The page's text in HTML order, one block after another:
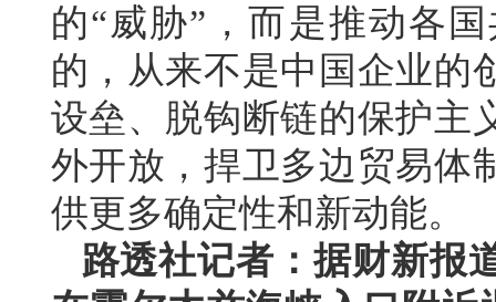
的“威胁”，而是推动各
的，从来不是中国企业的
设垒、脱钩断链的保护主
外开放，捍卫多边贸易体
供更多确定性和新动能。
路透社记者：据财新报